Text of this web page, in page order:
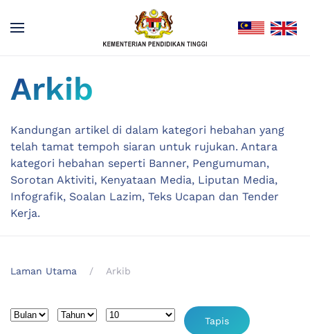
Arkib
Kandungan artikel di dalam kategori hebahan yang
telah tamat tempoh siaran untuk rujukan. Antara
kategori hebahan seperti Banner, Pengumuman,
Sorotan Aktiviti, Kenyataan Media, Liputan Media,
Infografik, Soalan Lazim, Teks Ucapan dan Tender
Kerja.
Laman Utama Arkib
Penapis
Bulan Tahun Papar #
Tapis